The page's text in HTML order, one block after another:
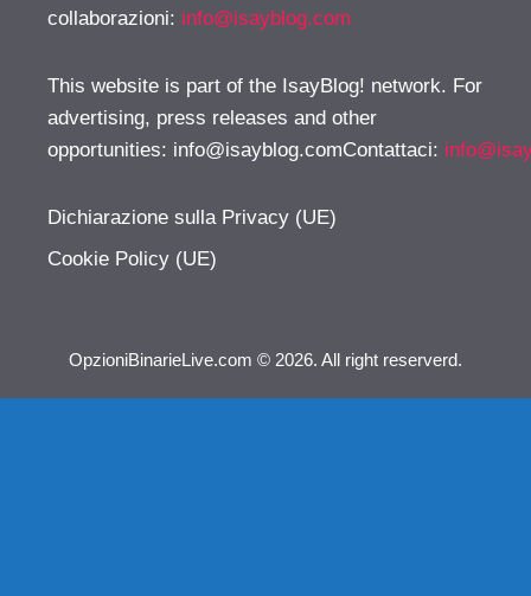
collaborazioni: info@isayblog.com
This website is part of the IsayBlog! network. For
advertising, press releases and other
opportunities: info@isayblog.comContattaci:
Dichiarazione sulla Privacy (UE)
Cookie Policy (UE)
OpzioniBinarieLive.com © 2026. All right reserverd.